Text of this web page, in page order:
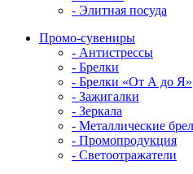
- Элитная посуда
Промо-сувениры
- Антистрессы
- Брелки
- Брелки «От А до Я»
- Зажигалки
- Зеркала
- Металлические
- Промопродукция
- Светоотражатели